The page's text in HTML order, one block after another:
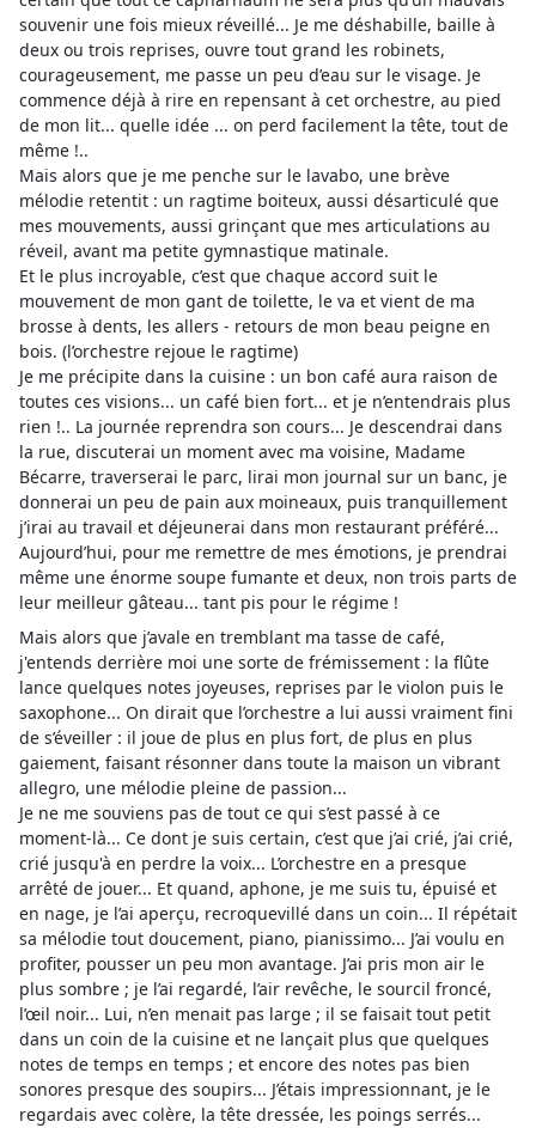
souvenir une fois mieux réveillé... Je me déshabille, baille à
deux ou trois reprises, ouvre tout grand les robinets,
courageusement, me passe un peu d’eau sur le visage. Je
commence déjà à rire en repensant à cet orchestre, au pied
de mon lit... quelle idée ... on perd facilement la tête, tout de
même !..
Mais alors que je me penche sur le lavabo, une brève
mélodie retentit : un ragtime boiteux, aussi désarticulé que
mes mouvements, aussi grinçant que mes articulations au
réveil, avant ma petite gymnastique matinale.
Et le plus incroyable, c’est que chaque accord suit le
mouvement de mon gant de toilette, le va et vient de ma
brosse à dents, les allers - retours de mon beau peigne en
bois. (l’orchestre rejoue le ragtime)
Je me précipite dans la cuisine : un bon café aura raison de
toutes ces visions... un café bien fort... et je n’entendrais plus
rien !.. La journée reprendra son cours... Je descendrai dans
la rue, discuterai un moment avec ma voisine, Madame
Bécarre, traverserai le parc, lirai mon journal sur un banc, je
donnerai un peu de pain aux moineaux, puis tranquillement
j’irai au travail et déjeunerai dans mon restaurant préféré...
Aujourd’hui, pour me remettre de mes émotions, je prendrai
même une énorme soupe fumante et deux, non trois parts de
leur meilleur gâteau... tant pis pour le régime !
Mais alors que j’avale en tremblant ma tasse de café,
j'entends derrière moi une sorte de frémissement : la flûte
lance quelques notes joyeuses, reprises par le violon puis le
saxophone... On dirait que l’orchestre a lui aussi vraiment fini
de s’éveiller : il joue de plus en plus fort, de plus en plus
gaiement, faisant résonner dans toute la maison un vibrant
allegro, une mélodie pleine de passion...
Je ne me souviens pas de tout ce qui s’est passé à ce
moment-là... Ce dont je suis certain, c’est que j’ai crié, j’ai crié,
crié jusqu'à en perdre la voix... L’orchestre en a presque
arrêté de jouer... Et quand, aphone, je me suis tu, épuisé et
en nage, je l’ai aperçu, recroquevillé dans un coin... Il répétait
sa mélodie tout doucement, piano, pianissimo... J’ai voulu en
profiter, pousser un peu mon avantage. J’ai pris mon air le
plus sombre ; je l’ai regardé, l’air revêche, le sourcil froncé,
l’œil noir... Lui, n’en menait pas large ; il se faisait tout petit
dans un coin de la cuisine et ne lançait plus que quelques
notes de temps en temps ; et encore des notes pas bien
sonores presque des soupirs... J’étais impressionnant, je le
regardais avec colère, la tête dressée, les poings serrés...